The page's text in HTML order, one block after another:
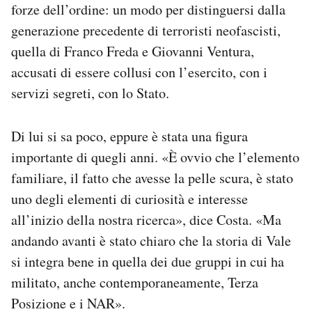
forze dell’ordine: un modo per distinguersi dalla
generazione precedente di terroristi neofascisti,
quella di Franco Freda e Giovanni Ventura,
accusati di essere collusi con l’esercito, con i
servizi segreti, con lo Stato.
Di lui si sa poco, eppure è stata una figura
importante di quegli anni. «È ovvio che l’elemento
familiare, il fatto che avesse la pelle scura, è stato
uno degli elementi di curiosità e interesse
all’inizio della nostra ricerca», dice Costa. «Ma
andando avanti è stato chiaro che la storia di Vale
si integra bene in quella dei due gruppi in cui ha
militato, anche contemporaneamente, Terza
Posizione e i NAR».